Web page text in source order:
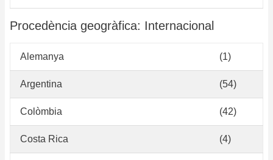
Procedència geogràfica: Internacional
Alemanya (1)
Argentina (54)
Colòmbia (42)
Costa Rica (4)